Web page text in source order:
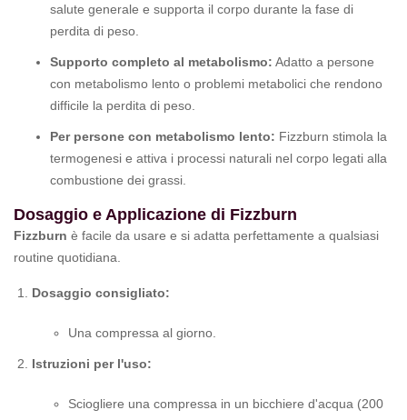
salute generale e supporta il corpo durante la fase di
perdita di peso.
Supporto completo al metabolismo: Adatto a persone
con metabolismo lento o problemi metabolici che rendono
difficile la perdita di peso.
Per persone con metabolismo lento: Fizzburn stimola la
termogenesi e attiva i processi naturali nel corpo legati alla
combustione dei grassi.
Dosaggio e Applicazione di Fizzburn
Fizzburn è facile da usare e si adatta perfettamente a qualsiasi
routine quotidiana.
Dosaggio consigliato:
Una compressa al giorno.
Istruzioni per l'uso:
Sciogliere una compressa in un bicchiere d'acqua (200